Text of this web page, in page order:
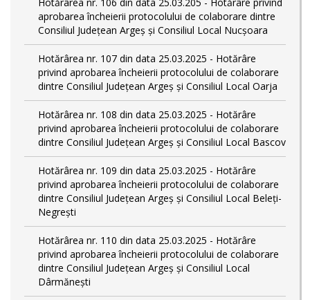
aprobarea încheierii protocolului de colaborare dintre
Consiliul Județean Argeș și Consiliul Local Nucșoara
Hotărârea nr. 107 din data 25.03.2025 - Hotărâre
privind aprobarea încheierii protocolului de colaborare
dintre Consiliul Județean Argeș și Consiliul Local Oarja
Hotărârea nr. 108 din data 25.03.2025 - Hotărâre
privind aprobarea încheierii protocolului de colaborare
dintre Consiliul Județean Argeș și Consiliul Local Bascov
Hotărârea nr. 109 din data 25.03.2025 - Hotărâre
privind aprobarea încheierii protocolului de colaborare
dintre Consiliul Județean Argeș și Consiliul Local Beleți-
Negrești
Hotărârea nr. 110 din data 25.03.2025 - Hotărâre
privind aprobarea încheierii protocolului de colaborare
dintre Consiliul Județean Argeș și Consiliul Local
Dârmănești